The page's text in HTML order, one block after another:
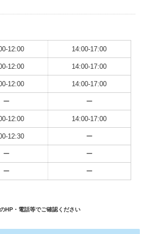
12:00 14:00-17:00
12:00 14:00-17:00
12:00 14:00-17:00
ー ー
12:00 14:00-17:00
12:30 ー
ー ー
ー ー
HP・電話等でご確認ください